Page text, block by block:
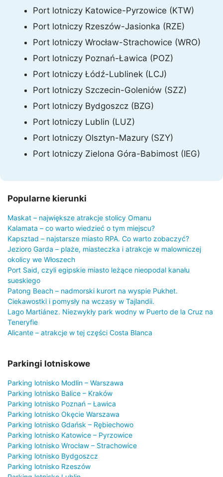
Port lotniczy Katowice-Pyrzowice (KTW)
Port lotniczy Rzeszów-Jasionka (RZE)
Port lotniczy Wrocław-Strachowice (WRO)
Port lotniczy Poznań-Ławica (POZ)
Port lotniczy Łódź-Lublinek (LCJ)
Port lotniczy Szczecin-Goleniów (SZZ)
Port lotniczy Bydgoszcz (BZG)
Port lotniczy Lublin (LUZ)
Port lotniczy Olsztyn-Mazury (SZY)
Port lotniczy Zielona Góra-Babimost (IEG)
Popularne kierunki
Maskat – największe atrakcje stolicy Omanu
Kalamata – co warto wiedzieć o tym miejscu?
Kapsztad – najstarsze miasto RPA. Co warto zobaczyć?
Jezioro Garda – plaże, miasteczka i atrakcje w malowniczej
okolicy we Włoszech
Port Said, czyli egipskie miasto leżące nieopodal kanału
sueskiego
Patong Beach – nadmorski kurort na wyspie Pukhet.
Ciekawostki i pomysły na wczasy w Tajlandii.
Lago Martiánez. Niezwykły park wodny w Puerto de la Cruz na
Teneryfie
Alicante – atrakcje w tej części Costa Blanca
Parkingi lotniskowe
Parking lotnisko Modlin – Warszawa
Parking lotnisko Balice – Kraków
Parking lotnisko Poznań – Ławica
Parking lotnisko Okęcie Warszawa
Parking lotnisko Gdańsk – Rębiechowo
Parking lotnisko Katowice – Pyrzowice
Parking lotnisko Wrocław – Strachowice
Parking lotnisko Bydgoszcz
Parking lotnisko Rzeszów